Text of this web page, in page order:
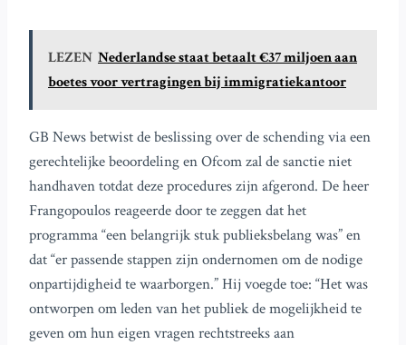
LEZEN Nederlandse staat betaalt €37 miljoen aan
boetes voor vertragingen bij immigratiekantoor
GB News betwist de beslissing over de schending via een
gerechtelijke beoordeling en Ofcom zal de sanctie niet
handhaven totdat deze procedures zijn afgerond. De heer
Frangopoulos reageerde door te zeggen dat het
programma “een belangrijk stuk publieksbelang was” en
dat “er passende stappen zijn ondernomen om de nodige
onpartijdigheid te waarborgen.” Hij voegde toe: “Het was
ontworpen om leden van het publiek de mogelijkheid te
geven om hun eigen vragen rechtstreeks aan